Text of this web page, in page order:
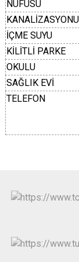
NÜFUSU
KANALİZASYONU
İÇME SUYU
KİLİTLİ PARKE
OKULU
SAĞLIK EVİ
TELEFON